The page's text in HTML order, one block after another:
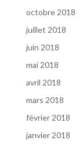
octobre 2018
juillet 2018
juin 2018
mai 2018
avril 2018
mars 2018
février 2018
janvier 2018